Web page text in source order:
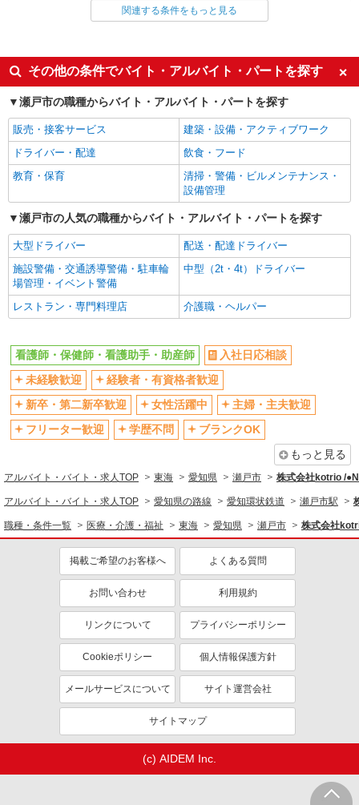
看護師・保健師・看護助手・助産師
未経験歓迎
ミドル（40代～）活躍中
ボーナス・賞与あり
車通勤OK
交通費支給
社会保険あり
産休・育休取得実績あり
関連する条件をもっと見る
その他の条件でバイト・アルバイト・パートを探す
瀬戸市の職種からバイト・アルバイト・パートを探す
販売・接客サービス
建築・設備・アクティブワーク
ドライバー・配達
飲食・フード
教育・保育
清掃・警備・ビルメンテナンス・
設備管理
瀬戸市の人気の職種からバイト・アルバイト・パートを探す
大型ドライバー
配送・配達ドライバー
施設警備・交通誘導警備・駐車輪
場管理・イベント警備
中型（2t・4t）ドライバー
レストラン・専門料理店 介護職・ヘルパー
看護師・保健師・看護助手・助産師
入社日応相談
未経験歓迎
経験者・有資格者歓迎
新卒・第二新卒歓迎
女性活躍中
主婦・主夫歓迎
フリーター歓迎
学歴不問
ブランクOK
もっと見る
アルバイト・バイト・求人TOP 東海 愛知県 瀬戸市 株式会社kotrio /
アルバイト・バイト・求人TOP 愛知県の路線 愛知環状鉄道 瀬戸市駅
職種・条件一覧 医療・介護・福祉 東海 愛知県 瀬戸市 株式会社
掲載ご希望のお客様へ よくある質問
お問い合わせ 利用規約
リンクについて プライバシーポリシー
Cookieポリシー 個人情報保護方針
メールサービスについて サイト運営会社
サイトマップ
(c) AIDEM Inc.